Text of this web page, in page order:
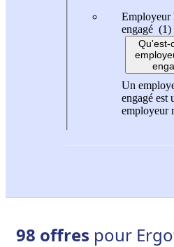
Employeur
engagé (1)
Qu'est-
Un
engagé est
employeur
98 offres pour